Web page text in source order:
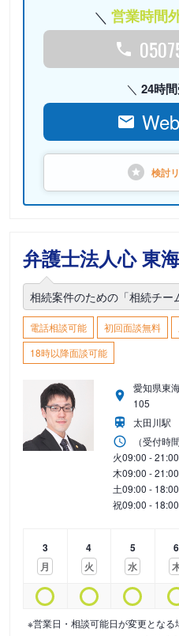
営業時間
24時
検討
弁護士法人心 東
相続案件のための「相続チー
電話相談可能 初回面談無料
18時以降面談可能
愛知県東
105
太田川駅
（受付時間
火09:00 - 21:00
木09:00 - 21:00
土09:00 - 18:00
祝09:00 - 18:00
3
月
4
火
5
水
6
※営業日・相談可能日が変更とな